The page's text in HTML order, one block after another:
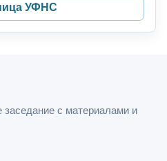
УФНС
заседание с материалами и